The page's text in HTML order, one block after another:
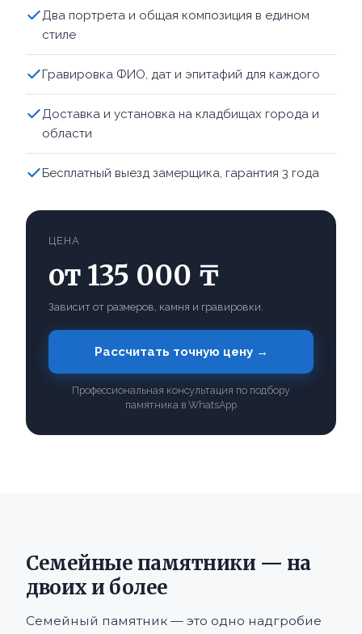
Два портрета и общая композиция в едином
стиле
Гравировка ФИО, дат и эпитафий для каждого
Доставка и установка на кладбищах города и
области
Бесплатный выезд замерщика, гарантия 3 года
ЦЕНА
от 135 000 ₸
Зависит от размеров, камня и гравировки.
Рассчитать точную цену →
Профессиональная консультация по подбору
памятника в WhatsApp
Семейные памятники — на
двоих и более
Семейный памятник — это одно надгробие